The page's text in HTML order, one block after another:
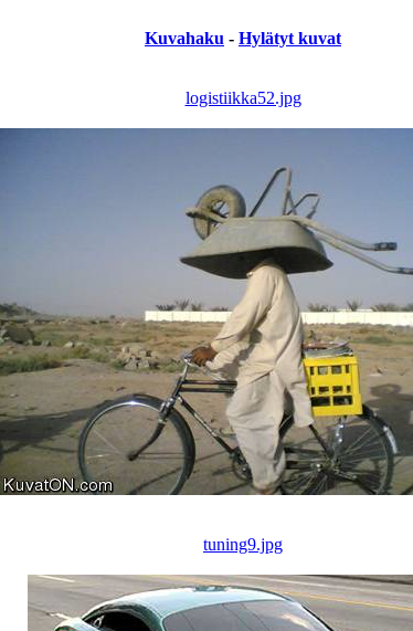
Kuvahaku - Hylätyt kuvat
logistiikka52.jpg
tuning9.jpg